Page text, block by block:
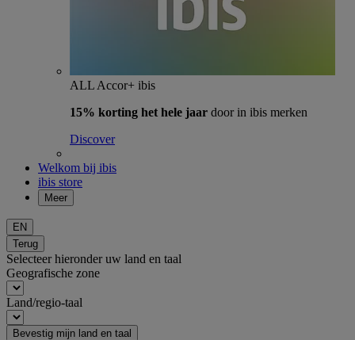
ALL Accor+ ibis
15% korting het hele jaar door in ibis merken
Discover
Welkom bij ibis
ibis store
Meer
EN
Terug
Selecteer hieronder uw land en taal
Geografische zone
Land/regio-taal
Bevestig mijn land en taal